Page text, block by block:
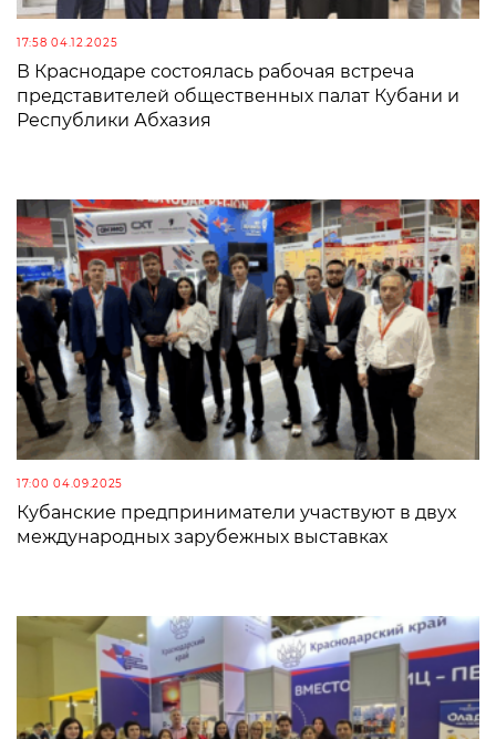
17:58 04.12.2025
В Краснодаре состоялась рабочая встреча
представителей общественных палат Кубани и
Республики Абхазия
17:00 04.09.2025
Кубанские предприниматели участвуют в двух
международных зарубежных выставках